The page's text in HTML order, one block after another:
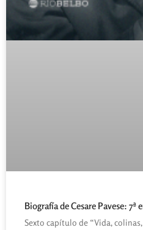
Biografía de Cesare Pavese: 7ª
Sexto capítulo de “Vida,